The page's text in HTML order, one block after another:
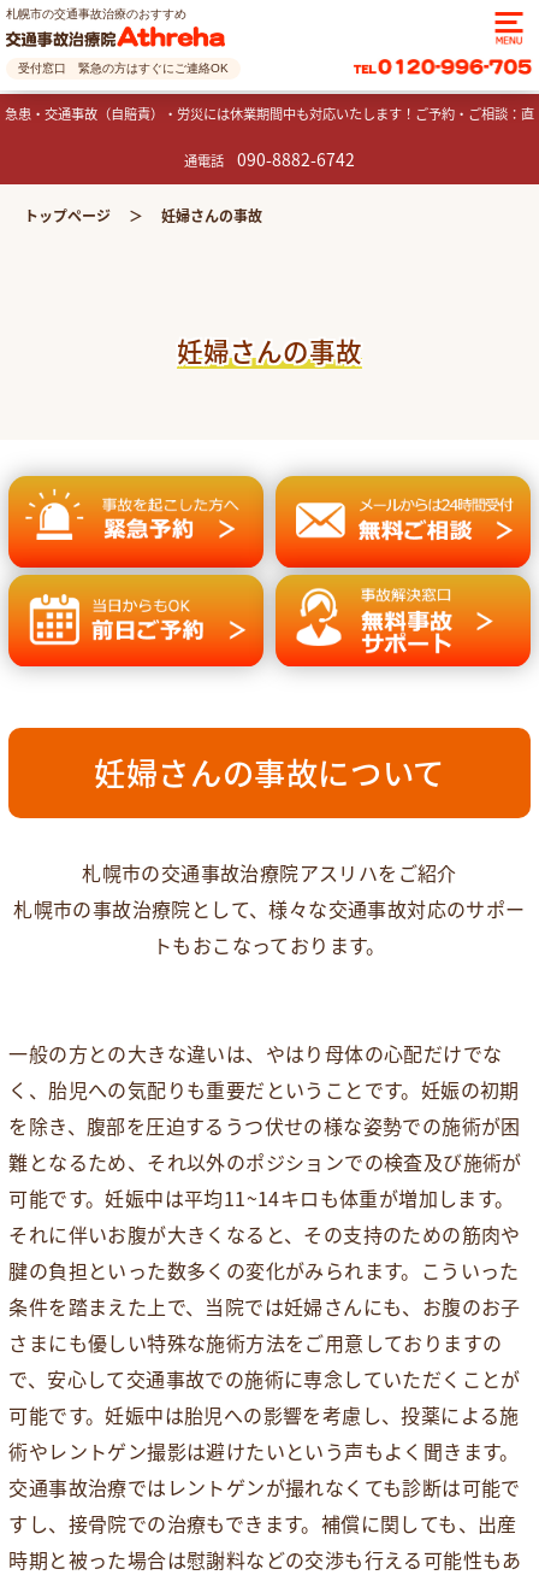
急患・交通事故（自賠責）・労災には休業期間中も対応いたします！ご予約・ご相談：直
通電話 090-8882-6742
札幌市の交通事故治療のおすすめ
受付窓口 緊急の方はすぐにご連絡OK
トップページ 妊婦さんの事故
妊婦さんの事故
妊婦さんの事故について
札幌市の交通事故治療院アスリハをご紹介
札幌市の事故治療院として、様々な交通事故対応のサポー
トもおこなっております。
一般の方との大きな違いは、やはり母体の心配だけでな
く、胎児への気配りも重要だということです。妊娠の初期
を除き、腹部を圧迫するうつ伏せの様な姿勢での施術が困
難となるため、それ以外のポジションでの検査及び施術が
可能です。妊娠中は平均11~14キロも体重が増加します。
それに伴いお腹が大きくなると、その支持のための筋肉や
腱の負担といった数多くの変化がみられます。こういった
条件を踏まえた上で、当院では妊婦さんにも、お腹のお子
さまにも優しい特殊な施術方法をご用意しておりますの
で、安心して交通事故での施術に専念していただくことが
可能です。妊娠中は胎児への影響を考慮し、投薬による施
術やレントゲン撮影は避けたいという声もよく聞きます。
交通事故治療ではレントゲンが撮れなくても診断は可能で
すし、接骨院での治療もできます。補償に関しても、出産
時期と被った場合は慰謝料などの交渉も行える可能性もあ